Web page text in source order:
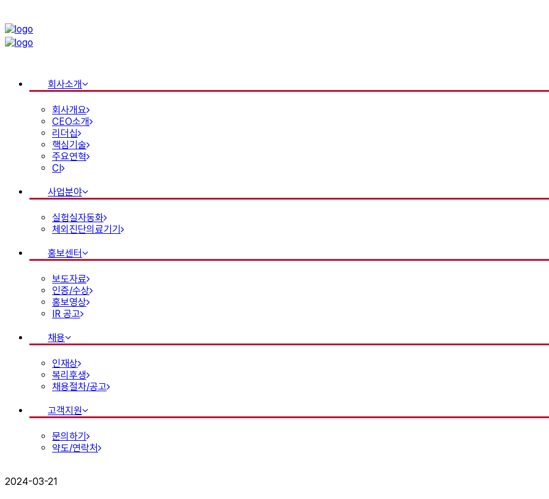
회사소개
회사개요
CEO소개
리더십
핵심기술
주요연혁
CI
사업분야
실험실자동화
체외진단의료기기
홍보센터
보도자료
인증/수상
홍보영상
IR 공고
채용
인재상
복리후생
채용절차/공고
고객지원
문의하기
약도/연락처
2024-03-21